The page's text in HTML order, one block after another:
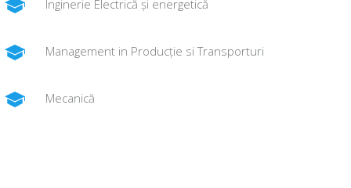
Inginerie Electrică și energetică
Management in Producție si Transporturi
Mecanică